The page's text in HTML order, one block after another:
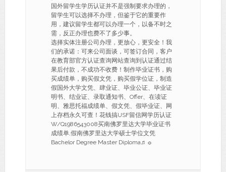
国外留学生学历认证并不是强制要求办理的，
留学生可以选择不办理，但鉴于它的重要作
用，建议留学生都可以办理一个，以备不时之
需，反正办理也费不了多少事。
选择实体注册公司办理，更放心，更安全！我
们的承诺：可来公司面谈，可签订合同，客户
在教育部官方认证查询网站查询到认证通过结
果后付款，不成功不收费！制作毕业证书，购
买成绩单，购买假文凭，购买假学位证，制造
假国外大学文凭、肆业证、毕业公证、毕业证
明书、结业证、录取通知书、Offer、在读证
明、雅思托福成绩单、假文凭、假毕业证、网
上存档永久可查！花钱搞USF留信网学历认证
W/Q1986543008买南佛罗里达大学毕业证书
成绩单,假南佛罗里达大学硕士学位文凭
Bachelor Degree Master Diploma♬☼